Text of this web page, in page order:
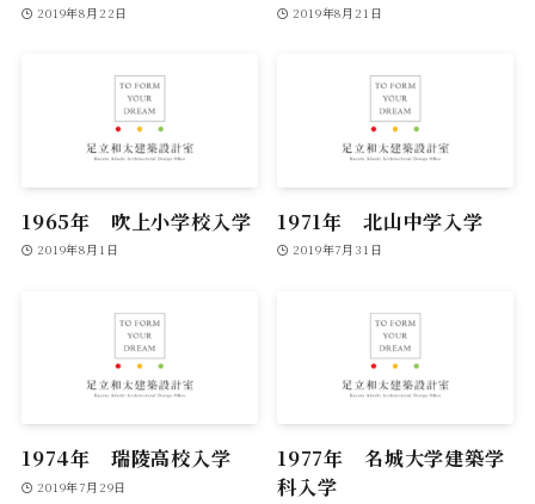
2019年8月22日 2019年8月21日
1965年 吹上小学校入学
2019年8月1日
1971年 北山中学入学
2019年7月31日
1974年 瑞陵高校入学
2019年7月29日
1977年 名城大学建築学
科入学